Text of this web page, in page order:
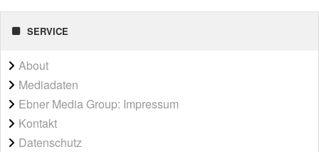
SERVICE
About
Mediadaten
Ebner Media Group: Impressum
Kontakt
Datenschutz